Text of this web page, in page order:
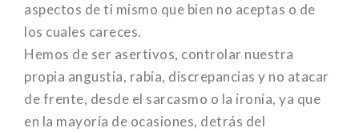
aspectos de ti mismo que bien no aceptas o de
los cuales careces.
Hemos de ser asertivos, controlar nuestra
propia angustia, rabia, discrepancias y no atacar
de frente, desde el sarcasmo o la ironía, ya que
en la mayoría de ocasiones, detrás del